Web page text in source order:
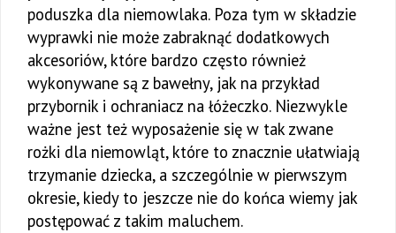
poduszka dla niemowlaka. Poza tym w składzie
wyprawki nie może zabraknąć dodatkowych
akcesoriów, które bardzo często również
wykonywane są z bawełny, jak na przykład
przybornik i ochraniacz na łóżeczko. Niezwykle
ważne jest też wyposażenie się w tak zwane
rożki dla niemowląt, które to znacznie ułatwiają
trzymanie dziecka, a szczególnie w pierwszym
okresie, kiedy to jeszcze nie do końca wiemy jak
postępować z takim maluchem.